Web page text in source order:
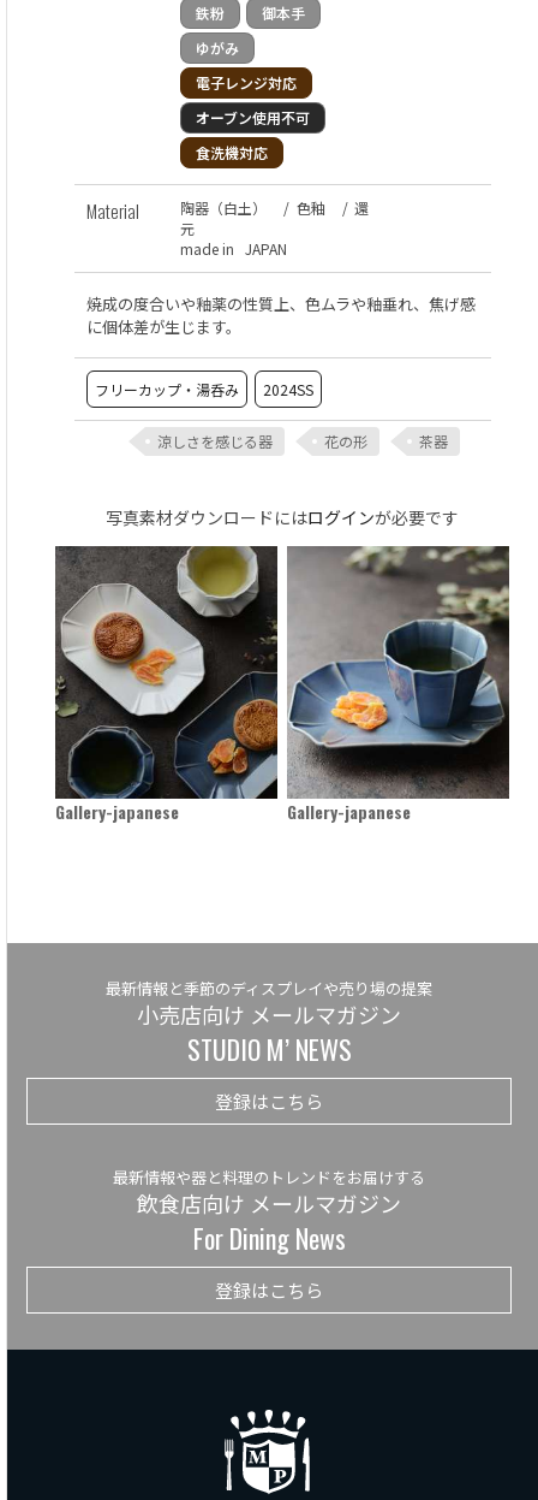
鉄粉
御本手
ゆがみ
電子レンジ対応
オーブン使用不可
食洗機対応
Material 陶器（白土） / 色釉 / 還
元
made in JAPAN
焼成の度合いや釉薬の性質上、色ムラや釉垂れ、焦げ感
に個体差が生じます。
フリーカップ・湯呑み 2024SS
涼しさを感じる器 花の形 茶器
写真素材ダウンロードにはログインが必要です
Gallery-japanese Gallery-japanese
最新情報と季節のディスプレイや売り場の提案
小売店向け メールマガジン
STUDIO M’ NEWS
登録はこちら
最新情報や器と料理のトレンドをお届けする
飲食店向け メールマガジン
For Dining News
登録はこちら